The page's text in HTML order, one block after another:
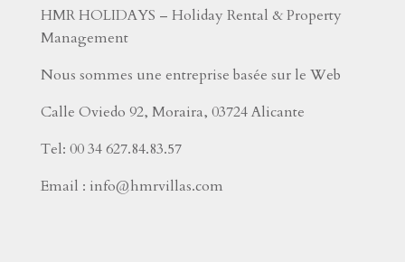
HMR HOLIDAYS – Holiday Rental & Property
Management
Nous sommes une entreprise basée sur le Web
Calle Oviedo 92, Moraira, 03724 Alicante
Tel: 00 34 627.84.83.57
Email : info@hmrvillas.com